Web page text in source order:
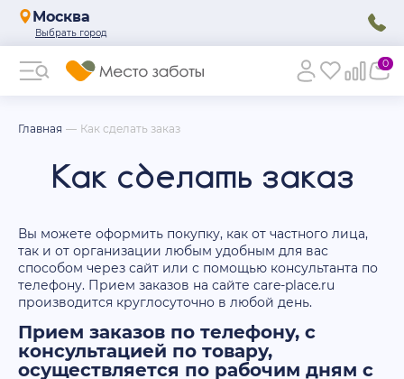
Москва
0
Главная Как сделать заказ
Как сделать заказ
Вы можете оформить покупку, как от частного лица,
так и от организации любым удобным для вас
способом через сайт или с помощью консультанта по
телефону. Прием заказов на сайте care-place.ru
производится круглосуточно в любой день.
Прием заказов по телефону, с
консультацией по товару,
осуществляется по рабочим дням с